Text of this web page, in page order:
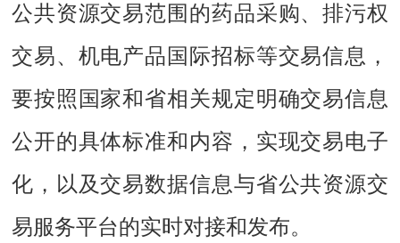
公共资源交易范围的药品采购、排污权
交易、机电产品国际招标等交易信息，
要按照国家和省相关规定明确交易信息
公开的具体标准和内容，实现交易电子
化，以及交易数据信息与省公共资源交
易服务平台的实时对接和发布。